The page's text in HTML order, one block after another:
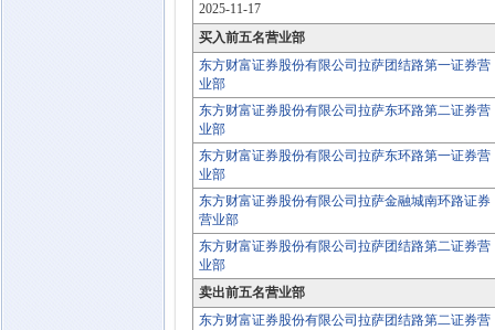
2025-11-17
买入前五名营业部
东方财富证券股份有限公司拉萨团结路第一证券营
业部
东方财富证券股份有限公司拉萨东环路第二证券营
业部
东方财富证券股份有限公司拉萨东环路第一证券营
业部
东方财富证券股份有限公司拉萨金融城南环路证券
营业部
东方财富证券股份有限公司拉萨团结路第二证券营
业部
卖出前五名营业部
东方财富证券股份有限公司拉萨团结路第二证券营